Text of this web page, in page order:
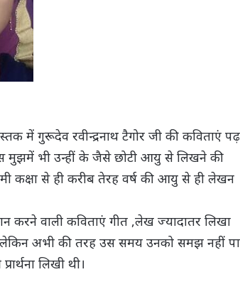
में गुरूदेव रवीन्द्रनाथ टैगोर जी की कविताएं
मुझमें भी उन्हीं के जैसे छोटी आयु से लिखने की
कक्षा से ही करीब तेरह वर्ष की आयु से ही लेखन
करने वाली कविताएं गीत ,लेख ज्यादातर लिखा
लेकिन अभी की तरह उस समय उनको समझ नहीं
लिखी थी।